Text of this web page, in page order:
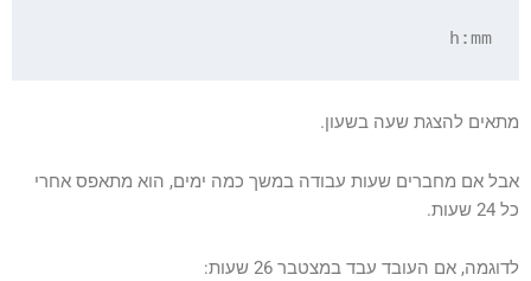
h:mm
מתאים להצגת שעה בשעון.
אבל אם מחברים שעות עבודה במשך כמה ימים, הוא מתאפס אחרי
כל 24 שעות.
לדוגמה, אם העובד עבד במצטבר 26 שעות: